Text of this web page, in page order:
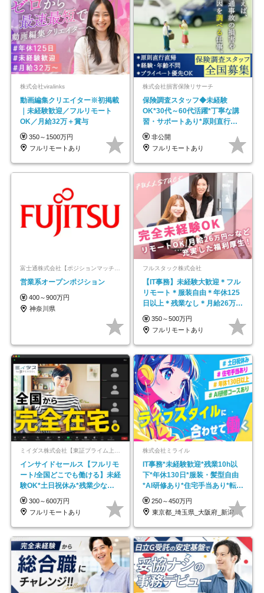
株式会社viralinks
動画編集クリエイター※初掲載
｜未経験歓迎／フルリモート
OK／月給32万＋賞与
350～1500万円
フルリモートあり
株式会社損害保険リサーチ
保険調査スタッフ◆未経験
OK*30代～60代活躍*丁寧な講
習・サポートあり*原則直行直
帰／全国募集・業務委託
非公開
フルリモートあり
富士通株式会社【ポジションマッチ登録】
営業系オープンポジション
400～900万円
神奈川県
フルスタック株式会社
【IT事務】未経験大歓迎＊フル
リモート＊服装自由＊年休125
日以上＊残業なし＊月給26万円
以上
350～500万円
フルリモートあり
インサイドセールス【フルリモ
ート/全国どこでも働ける】未経
験OK*土日祝休み*残業少なめ*
在宅勤務手当あり
300～600万円
フルリモートあり
株式会社ミライル
IT事務*未経験歓迎*残業10h以
下*年休130日*服装・髪型自由
*AI研修あり*住宅手当あり*転勤
なし
250～450万円
東京都_埼玉県_大阪府_新潟県_福岡県